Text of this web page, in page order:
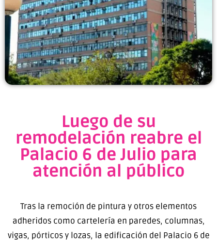
Luego de su
remodelación reabre el
Palacio 6 de Julio para
atención al público
Tras la remoción de pintura y otros elementos
adheridos como cartelería en paredes, columnas,
vigas, pórticos y lozas, la edificación del Palacio 6 de